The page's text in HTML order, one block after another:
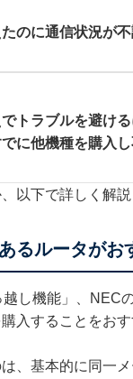
たのに通信状況が
トラブルを避け
に他機種を購入
以下で詳しく解説
るルータがお
し機能」、NEC
入することをおす
、基本的に同一